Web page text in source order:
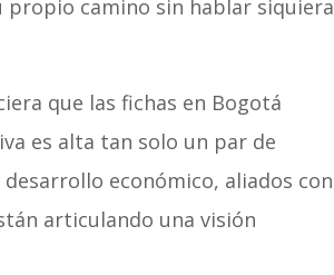
propio camino sin hablar siquiera
que las fichas en Bogotá
es alta tan solo un par de
económico, aliados con
articulando una visión